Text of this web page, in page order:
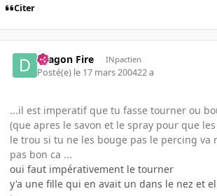
Citer
Dragon Fire INpactien
Posté(e) le 17 mars 200422 a
...il est imperatif que tu fasse tourner ou
(que apres le savon et le spray pour que
le trou si tu ne les bouge pas le percing va
pas bon ca ...
oui faut impérativement le tourner
y'a une fille qui en avait un dans le nez et